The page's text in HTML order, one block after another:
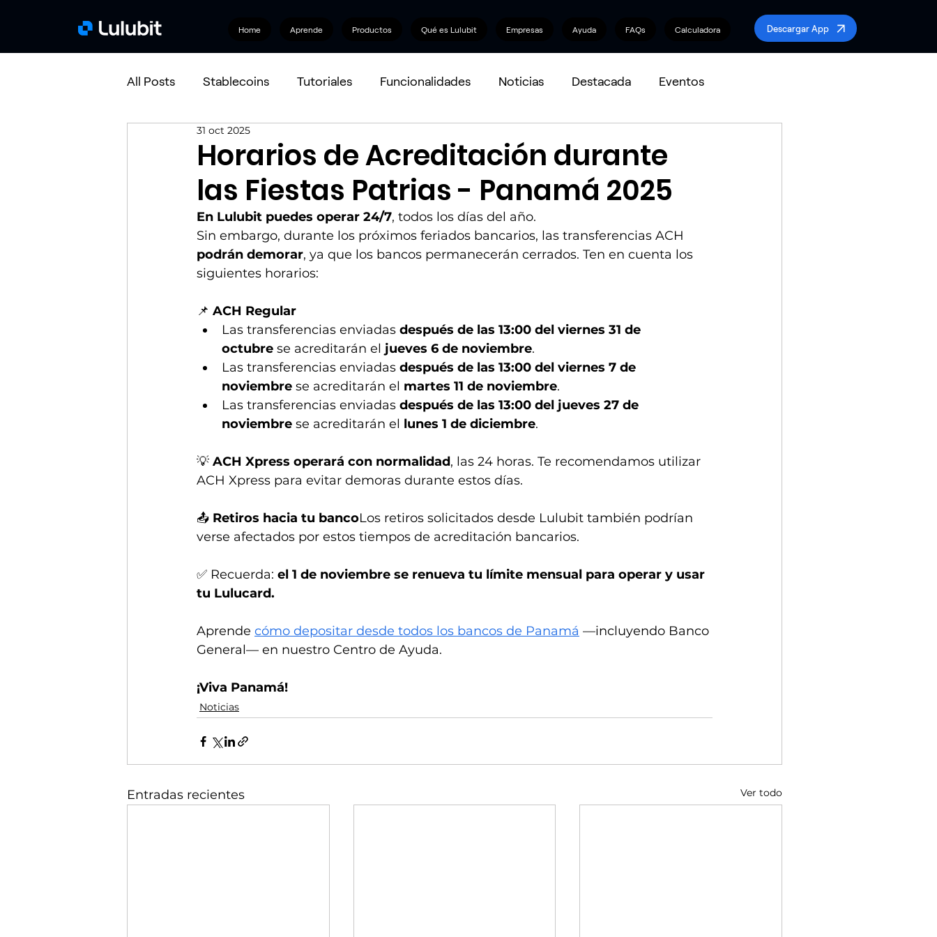
Home Aprende Productos Qué es Lulubit Empresas Ayuda FAQs Calculadora Descargar App
All Posts Stablecoins Tutoriales Funcionalidades Noticias Destacada Eventos
Horarios de Acreditación durante
las Fiestas Patrias - Panamá 2025
31 oct 2025
En Lulubit puedes operar 24/7, todos los días del año.
Sin embargo, durante los próximos feriados bancarios, las transferencias ACH
podrán demorar, ya que los bancos permanecerán cerrados. Ten en cuenta los
siguientes horarios:
📌 ACH Regular
Las transferencias enviadas después de las 13:00 del viernes 31 de
octubre se acreditarán el jueves 6 de noviembre.
Las transferencias enviadas después de las 13:00 del viernes 7 de
noviembre se acreditarán el martes 11 de noviembre.
Las transferencias enviadas después de las 13:00 del jueves 27 de
noviembre se acreditarán el lunes 1 de diciembre.
💡 ACH Xpress operará con normalidad, las 24 horas. Te recomendamos utilizar
ACH Xpress para evitar demoras durante estos días.
📤 Retiros hacia tu bancoLos retiros solicitados desde Lulubit también podrían
verse afectados por estos tiempos de acreditación bancarios.
✅ Recuerda: el 1 de noviembre se renueva tu límite mensual para operar y usar
tu Lulucard.
Aprende cómo depositar desde todos los bancos de Panamá —incluyendo Banco
General— en nuestro Centro de Ayuda.
¡Viva Panamá!
Noticias
Entradas recientes Ver todo